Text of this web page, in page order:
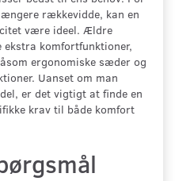
rækkevidde, kan en
være ideel. Ældre
ekstra komfortfunktioner,
ergonomiske sæder og
Uanset om man
er det vigtigt at finde en
krav til både komfort